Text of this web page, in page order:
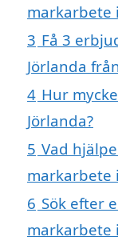
markarbete
3 Få 3
Jörlanda
4 Hur
Jörlanda?
5 Vad
markarbete
6 Sök efter
markarbete